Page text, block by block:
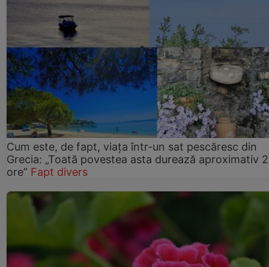
Cum este, de fapt, viața într-un sat pescăresc din
Grecia: „Toată povestea asta durează aproximativ
ore” Fapt divers